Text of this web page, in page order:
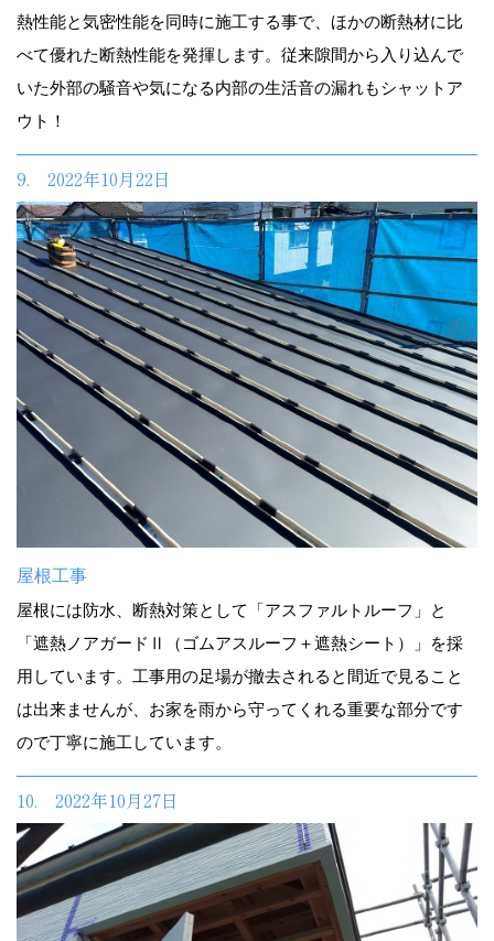
熱性能と気密性能を同時に施工する事で、ほかの断熱材に比
べて優れた断熱性能を発揮します。従来隙間から入り込んで
いた外部の騒音や気になる内部の生活音の漏れもシャットア
ウト！
9. 2022年10月22日
屋根工事
屋根には防水、断熱対策として「アスファルトルーフ」と
「遮熱ノアガードⅡ（ゴムアスルーフ＋遮熱シート）」を採
用しています。工事用の足場が撤去されると間近で見ること
は出来ませんが、お家を雨から守ってくれる重要な部分です
ので丁寧に施工しています。
10. 2022年10月27日